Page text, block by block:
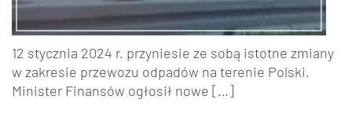
12 stycznia 2024 r. przyniesie ze sobą istotne zmiany
w zakresie przewozu odpadów na terenie Polski.
Minister Finansów ogłosił nowe […]